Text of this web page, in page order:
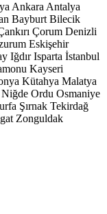
Ankara Antalya
Bayburt Bilecik
Çorum Denizli
Eskişehir
Iğdır Isparta İstanbul
Kayseri
Kütahya Malatya
Niğde Ordu Osmaniye
Şırnak Tekirdağ
Zonguldak